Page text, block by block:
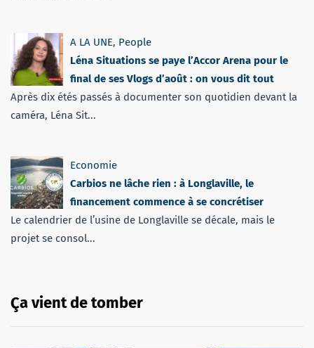
A LA UNE, People
Léna Situations se paye l’Accor Arena pour le
final de ses Vlogs d’août : on vous dit tout
Après dix étés passés à documenter son quotidien devant la
caméra, Léna Sit...
Economie
Carbios ne lâche rien : à Longlaville, le
financement commence à se concrétiser
Le calendrier de l’usine de Longlaville se décale, mais le
projet se consol...
Ça vient de tomber